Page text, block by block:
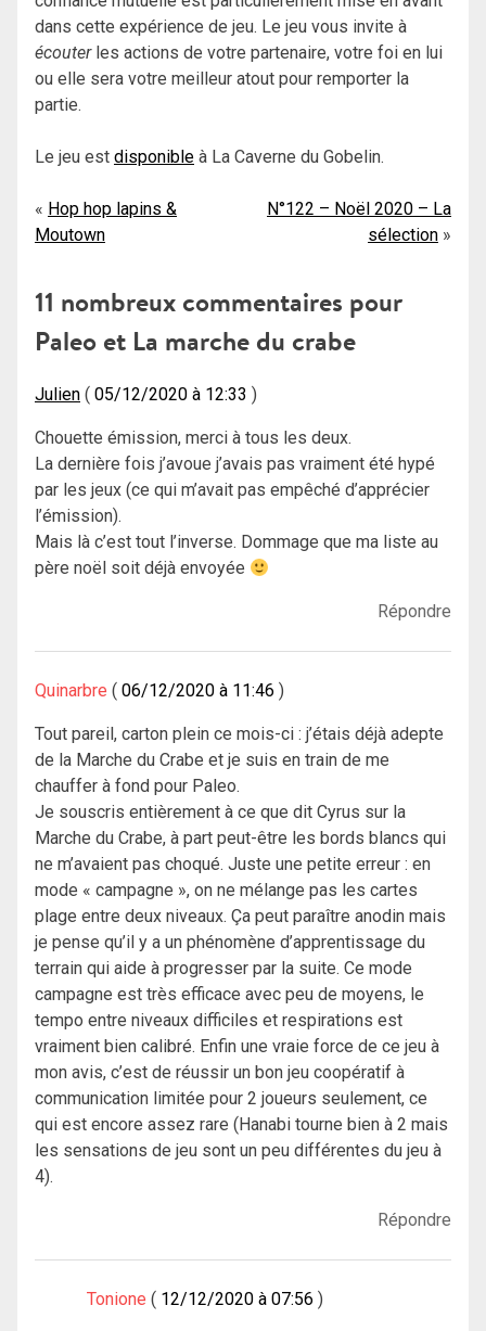
dans cette expérience de jeu. Le jeu vous invite à
écouterles actions de votre partenaire, votre foi en lui
ou elle sera votre meilleur atout pour remporter la
partie.
Le jeu est disponible à La Caverne du Gobelin.
Navigation
de
l’article
Hop hop lapins &
Moutown
N°122 – Noël 2020 – La
sélection
11 nombreux commentaires pour
Paleo et La marche du crabe
Julien 05/12/2020 à 12:33
Chouette émission, merci à tous les deux.
La dernière fois j’avoue j’avais pas vraiment été hypé
par les jeux (ce qui m’avait pas empêché d’apprécier
l’émission).
Mais là c’est tout l’inverse. Dommage que ma liste au
père noël soit déjà envoyée
Répondre
Quinarbre 06/12/2020 à 11:46
Tout pareil, carton plein ce mois-ci : j’étais déjà adepte
de la Marche du Crabe et je suis en train de me
chauffer à fond pour Paleo.
Je souscris entièrement à ce que dit Cyrus sur la
Marche du Crabe, à part peut-être les bords blancs qui
ne m’avaient pas choqué. Juste une petite erreur : en
mode « campagne », on ne mélange pas les cartes
plage entre deux niveaux. Ça peut paraître anodin mais
je pense qu’il y a un phénomène d’apprentissage du
terrain qui aide à progresser par la suite. Ce mode
campagne est très efficace avec peu de moyens, le
tempo entre niveaux difficiles et respirations est
vraiment bien calibré. Enfin une vraie force de ce jeu à
mon avis, c’est de réussir un bon jeu coopératif à
communication limitée pour 2 joueurs seulement, ce
qui est encore assez rare (Hanabi tourne bien à 2 mais
les sensations de jeu sont un peu différentes du jeu à
4).
Répondre
Tonione 12/12/2020 à 07:56